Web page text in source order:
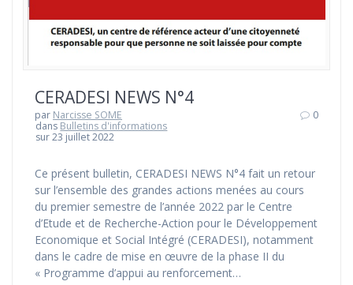
CERADESI NEWS N°4
par Narcisse SOME
dans Bulletins d'informations
sur 23 juillet 2022
0
Ce présent bulletin, CERADESI NEWS N°4 fait un retour
sur l’ensemble des grandes actions menées au cours
du premier semestre de l’année 2022 par le Centre
d’Etude et de Recherche-Action pour le Développement
Economique et Social Intégré (CERADESI), notamment
dans le cadre de mise en œuvre de la phase II du
« Programme d’appui au renforcement…